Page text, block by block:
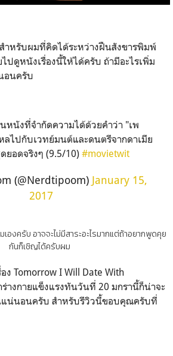
หรับผมที่คิดได้ระหว่างฝืนสังขารพิมพ์
ปดูหนังเรื่องนี้ให้ได้ครับ ถ้ามีอะไรเพิ่ม
อนครับ
หนังที่จำกัดความได้ด้วยคำว่า "เพ
ลไปกับเวทย์มนต์และดนตรีจากดาเมีย
ยอดจริงๆ (9.5/10)#movietwit
(@Nerdtipoom) January 15,
2017
องครับ อาจจะไม่มีสาระอะไรมากแต่ถ้าอยากพูดคุย
กันก็เชิญได้ครับผม
ง Tomorrow I Will Date With
ร่างกายแข็งแรงทันวันที่ 20 มกรานี้ก็น่าจะ
น่นอนครับ สำหรับรีวิวนี้ขอบคุณครับที่